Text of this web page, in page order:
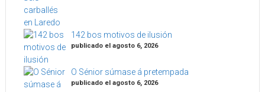
142 bos motivos de ilusión
publicado el agosto 6, 2026
O Sénior súmase á pretempada
publicado el agosto 6, 2026